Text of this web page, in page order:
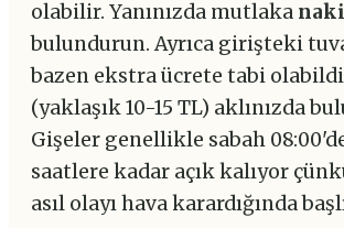
olabilir. Yanınızda mutlaka
bulundurun. Ayrıca girişteki
bazen ekstra ücrete tabi
(yaklaşık 10-15 TL) aklınızda
Gişeler genellikle sabah
saatlere kadar açık kalıyor
asıl olayı hava karardığında